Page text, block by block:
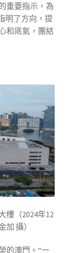
重要指示，為
明了方向，提
和底氣，團結
樓（2024年12
攝）
的澳門。“一